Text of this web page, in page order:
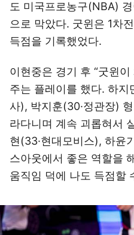
도 미국프로농구(NBA)
으로 막았다. 굿윈은 1차
득점을 기록했었다.
이현중은 경기 후 “굿윈
주는 플레이를 했다. 하지
사), 박지훈(30·정관장)
라다니며 계속 괴롭혀서
현(33·현대모비스), 하윤
스아웃에서 좋은 역할을
움직임 덕에 나도 득점할